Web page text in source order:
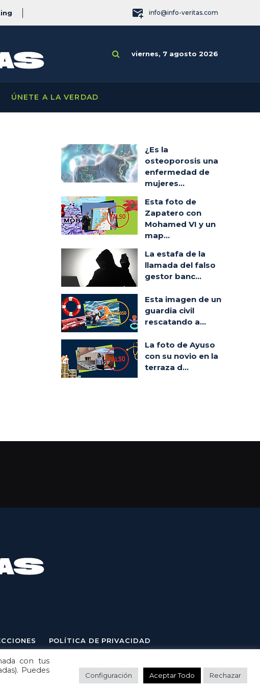
info@info-veritas.com
viernes, 7 agosto 2026
ÚNETE A LA VERDAD
¿Es la
osteoporosis una
enfermedad de
mujeres...
Esta foto de
Zapatero con
Mohamed VI y un
map...
La estafa de la
llamada del falso
gestor banc...
Esta imagen de un
guardia civil
rescatando a...
La foto de Ayuso
con su novio en la
terraza d...
POLÍTICA DE PRIVACIDAD
con tus
Puedes
Configuración Aceptar Todo Rechazar